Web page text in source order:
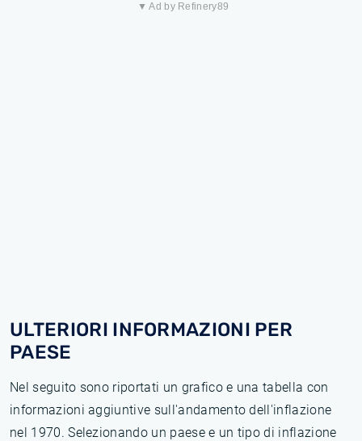
▼ Ad by Refinery89
ULTERIORI INFORMAZIONI PER
PAESE
Nel seguito sono riportati un grafico e una tabella con
informazioni aggiuntive sull'andamento dell'inflazione
nel 1970. Selezionando un paese e un tipo di inflazione